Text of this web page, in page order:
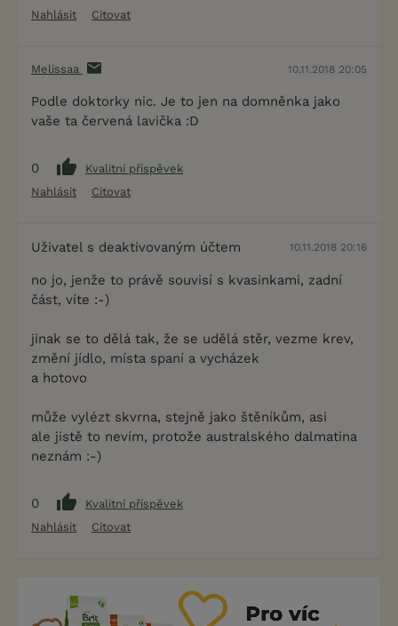
Nahlásit
Citovat
Melissaa 10.11.2018 20:05
Podle doktorky nic. Je to jen na domněnka jako
vaše ta červená lavička :D
0
Kvalitní příspěvek
Nahlásit
Citovat
Uživatel s deaktivovaným účtem 10.11.2018 20:16
no jo, jenže to právě souvisí s kvasinkami, zadní
část, víte :-)
jinak se to dělá tak, že se udělá stěr, vezme krev,
změní jídlo, místa spaní a vycházek
a hotovo
může vylézt skvrna, stejně jako štěníkům, asi
ale jistě to nevím, protože australského dalmatina
neznám :-)
0
Kvalitní příspěvek
Nahlásit
Citovat